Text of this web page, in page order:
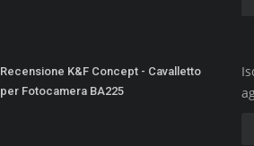
Recensione K&F Concept - Cavalletto
per Fotocamera BA225